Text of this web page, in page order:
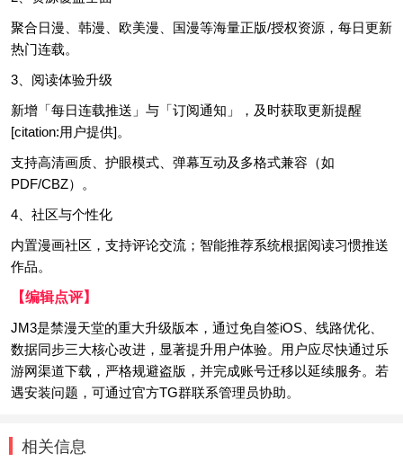
聚合日漫、韩漫、欧美漫、国漫等海量正版/授权资源，每日更新
热门连载。
3、阅读体验升级
新增「每日连载推送」与「订阅通知」，及时获取更新提醒
[citation:用户提供]。
支持高清画质、护眼模式、弹幕互动及多格式兼容（如
PDF/CBZ）。
4、社区与个性化
内置漫画社区，支持评论交流；智能推荐系统根据阅读习惯推送
作品。
【编辑点评】
JM3是禁漫天堂的重大升级版本，通过免自签iOS、线路优化、
数据同步三大核心改进，显著提升用户体验。用户应尽快通过乐
游网渠道下载，严格规避盗版，并完成账号迁移以延续服务。若
遇安装问题，可通过官方TG群联系管理员协助。
相关信息